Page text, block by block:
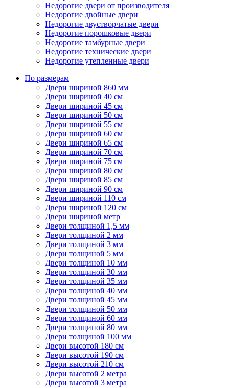
Недорогие двери от производителя
Недорогие двойные двери
Недорогие двустворчатые двери
Недорогие порошковые двери
Недорогие тамбурные двери
Недорогие технические двери
Недорогие утепленные двери
По размерам
Двери шириной 860 мм
Двери шириной 40 см
Двери шириной 45 см
Двери шириной 50 см
Двери шириной 55 см
Двери шириной 60 см
Двери шириной 65 см
Двери шириной 70 см
Двери шириной 75 см
Двери шириной 80 см
Двери шириной 85 см
Двери шириной 90 см
Двери шириной 110 см
Двери шириной 120 см
Двери шириной метр
Двери толщиной 1,5 мм
Двери толщиной 2 мм
Двери толщиной 3 мм
Двери толщиной 5 мм
Двери толщиной 10 мм
Двери толщиной 30 мм
Двери толщиной 35 мм
Двери толщиной 40 мм
Двери толщиной 45 мм
Двери толщиной 50 мм
Двери толщиной 60 мм
Двери толщиной 80 мм
Двери толщиной 100 мм
Двери высотой 180 см
Двери высотой 190 см
Двери высотой 210 см
Двери высотой 2 метра
Двери высотой 3 метра